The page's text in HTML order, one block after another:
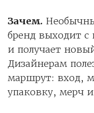
Зачем.
бренд выходит
и получает
Дизайнерам
маршрут: вход,
упаковку, мерч